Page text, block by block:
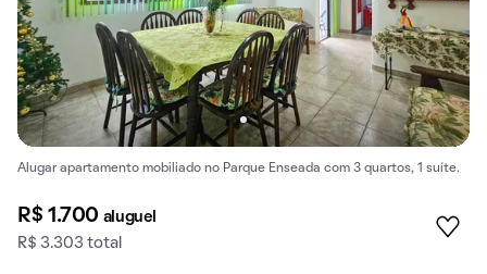
Alugar apartamento mobiliado no Parque Enseada com 3 quartos, 1 suíte.
R$ 1.700 aluguel
R$ 3.303 total